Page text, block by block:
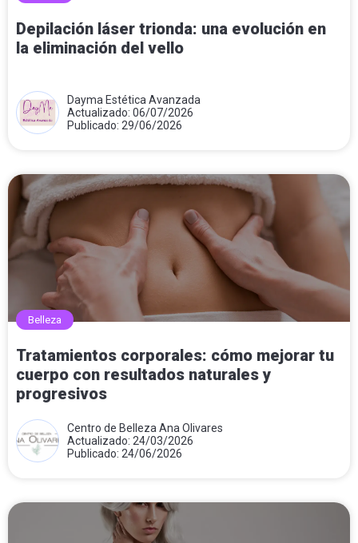
Depilación láser trionda: una evolución en
la eliminación del vello
Dayma Estética Avanzada
Actualizado: 06/07/2026
Publicado: 29/06/2026
Belleza
Tratamientos corporales: cómo mejorar tu
cuerpo con resultados naturales y
progresivos
Centro de Belleza Ana Olivares
Actualizado: 24/03/2026
Publicado: 24/06/2026